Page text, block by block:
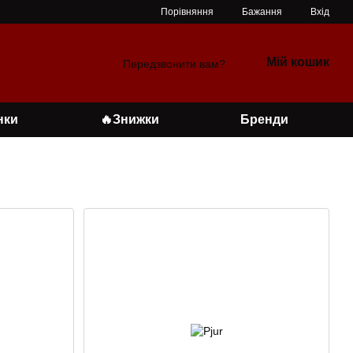
Порівняння Бажання Вхід
Передзвонити вам? Мій кошик
🔥Знижки Бренди